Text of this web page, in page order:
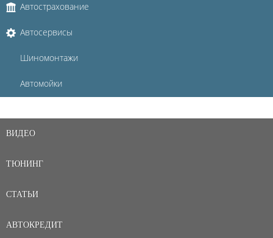
Автострахование
Автосервисы
Шиномонтажи
Автомойки
ВИДЕО
ТЮНИНГ
СТАТЬИ
АВТОКРЕДИТ